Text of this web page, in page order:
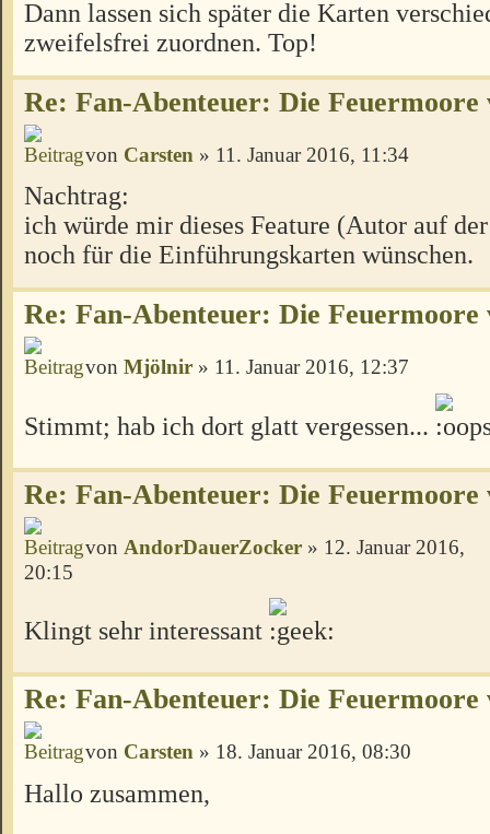
Dann lassen sich später die Karten
zweifelsfrei zuordnen. Top!
Re: Fan-Abenteuer: Die
von Carsten » 11. Januar 2016, 11:34
Nachtrag:
ich würde mir dieses Feature (Autor auf
noch für die Einführungskarten wünschen.
Re: Fan-Abenteuer: Die
von Mjölnir » 11. Januar 2016, 12:37
Stimmt; hab ich dort glatt vergessen...
Re: Fan-Abenteuer: Die
von AndorDauerZocker » 12. Januar 2016,
20:15
Klingt sehr interessant
Re: Fan-Abenteuer: Die
von Carsten » 18. Januar 2016, 08:30
Hallo zusammen,